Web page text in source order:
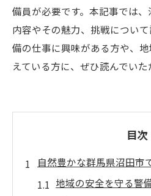
備員が必要です。本記事では
内容やその魅力、挑戦につい
備の仕事に興味がある方や、
えている方に、ぜひ読んでいた
目次
自然豊かな群馬県沼田市
地域の安全を守る警